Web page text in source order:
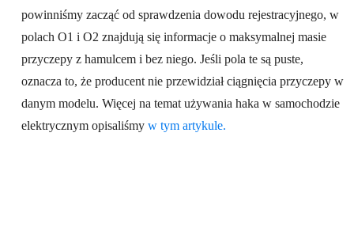
powinniśmy zacząć od sprawdzenia dowodu rejestracyjnego, w
polach O1 i O2 znajdują się informacje o maksymalnej masie
przyczepy z hamulcem i bez niego. Jeśli pola te są puste,
oznacza to, że producent nie przewidział ciągnięcia przyczepy w
danym modelu. Więcej na temat używania haka w samochodzie
elektrycznym opisaliśmy w tym artykule.